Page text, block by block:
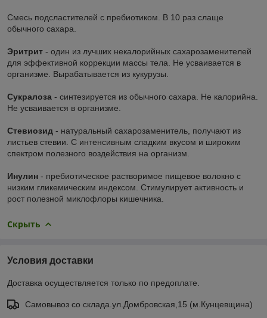
Смесь подсластителей с пребиотиком. В 10 раз слаще
обычного сахара.
Эритрит - один из лучших некалорийных сахарозаменителей
для эффективной коррекции массы тела. Не усваивается в
организме. Вырабатывается из кукурузы.
Сукралоза - синтезируется из обычного сахара. Не калорийна.
Не усваивается в организме.
Стевиозид - натуральный сахарозаменитель, получают из
листьев стевии. С интенсивным сладким вкусом и широким
спектром полезного воздействия на организм.
Инулин - пребиотическое растворимое пищевое волокно с
низким гликемическим индексом. Стимулирует активность и
рост полезной миклофлоры кишечника.
Скрыть
Условия доставки
Доставка осуществляется только по предоплате.
Самовывоз со склада.ул.Домбровская,15 (м.Кунцевщина)